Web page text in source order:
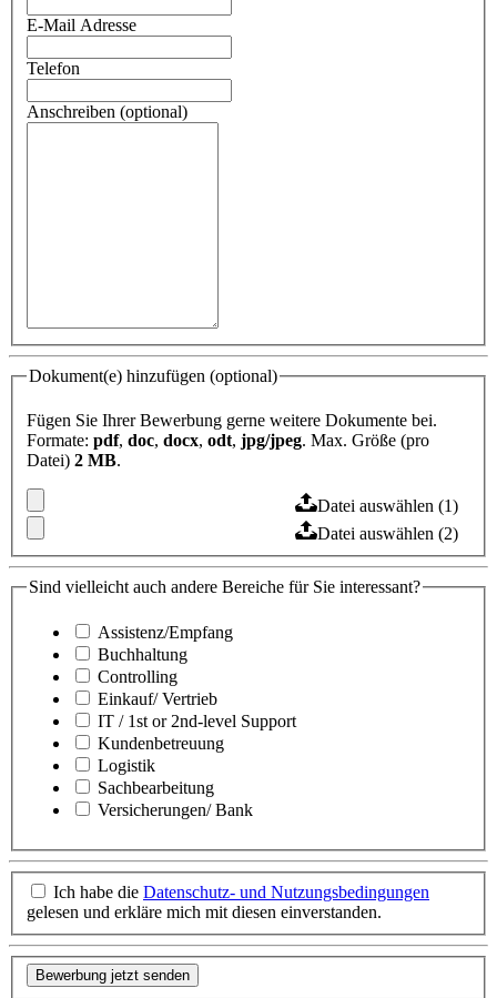
E-Mail Adresse
Telefon
Anschreiben (optional)
Dokument(e) hinzufügen (optional)
Fügen Sie Ihrer Bewerbung gerne weitere Dokumente bei.
Formate: pdf, doc, docx, odt, jpg/jpeg. Max. Größe (pro
Datei) 2 MB.
Datei auswählen (1)
Datei auswählen (2)
Sind vielleicht auch andere Bereiche für Sie interessant?
Assistenz/Empfang
Buchhaltung
Controlling
Einkauf/ Vertrieb
IT / 1st or 2nd-level Support
Kundenbetreuung
Logistik
Sachbearbeitung
Versicherungen/ Bank
Ich habe die Datenschutz- und Nutzungsbedingungen
gelesen und erkläre mich mit diesen einverstanden.
Bewerbung jetzt senden